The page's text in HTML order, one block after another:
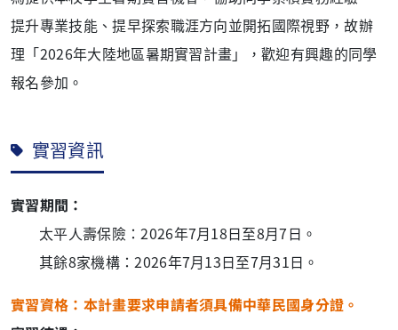
提升專業技能、提早探索職涯方向並開拓國際視野，故辦
理「2026年大陸地區暑期實習計畫」，歡迎有興趣的同學
報名參加。
實習資訊
實習期間：
太平人壽保險：2026年7月18日至8月7日。
其餘8家機構：2026年7月13日至7月31日。
實習資格：本計畫要求申請者須具備中華民國身分證。